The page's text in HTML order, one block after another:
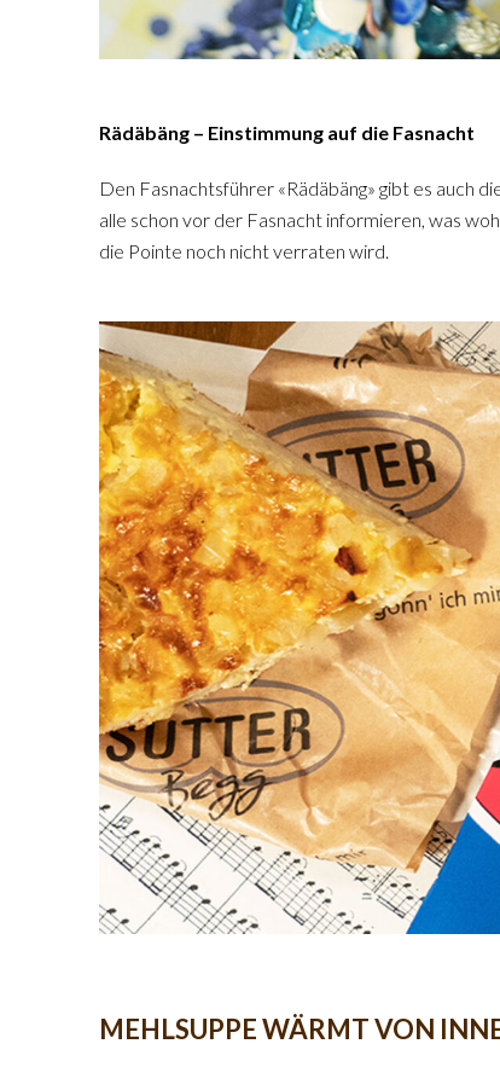
Rädäbäng – Einstimmung auf die Fasnacht
Den Fasnachtsführer «Rädäbäng» gibt es auch
alle schon vor der Fasnacht informieren, was
die Pointe noch nicht verraten wird.
MEHLSUPPE WÄRMT VON